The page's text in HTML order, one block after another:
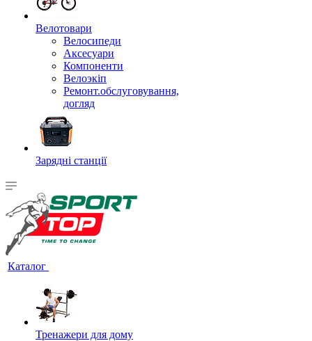
Велотовари
Велосипеди
Аксесуари
Компоненти
Велоэкіп
Ремонт.обслуговування,
догляд
Зарядні станції
Каталог
Тренажери для дому